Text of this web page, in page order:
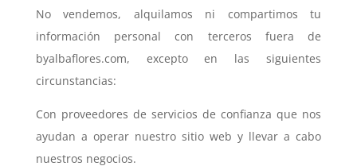
No vendemos, alquilamos ni compartimos tu
información personal con terceros fuera de
byalbaflores.com, excepto en las siguientes
circunstancias:
Con proveedores de servicios de confianza que nos
ayudan a operar nuestro sitio web y llevar a cabo
nuestros negocios.